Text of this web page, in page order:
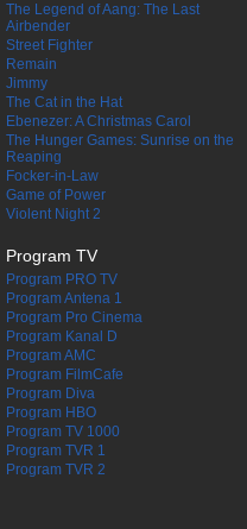
The Legend of Aang: The Last
Airbender
Street Fighter
Remain
Jimmy
The Cat in the Hat
Ebenezer: A Christmas Carol
The Hunger Games: Sunrise on the
Reaping
Focker-in-Law
Game of Power
Violent Night 2
Program TV
Program PRO TV
Program Antena 1
Program Pro Cinema
Program Kanal D
Program AMC
Program FilmCafe
Program Diva
Program HBO
Program TV 1000
Program TVR 1
Program TVR 2